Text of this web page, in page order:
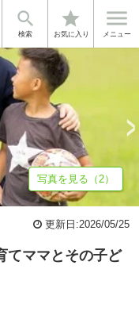

検索
star
お気に入り

メニュー
募集詳細 体験談・雰囲気
写真を見る（2）
更新日:2026/05/25
てママとその子ど